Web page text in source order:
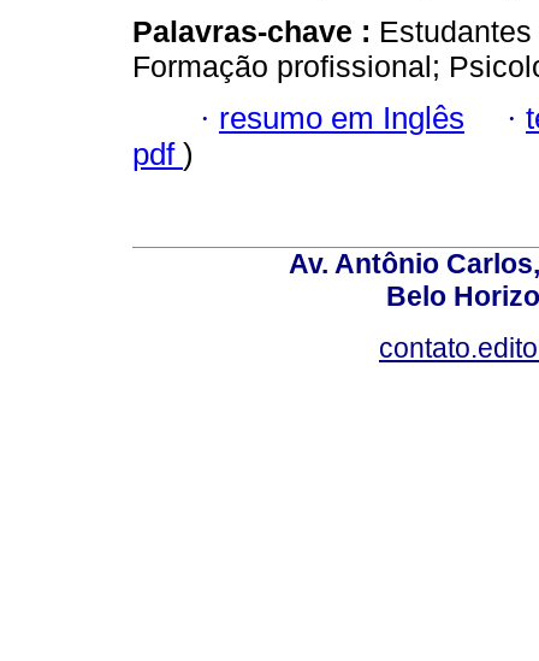
Palavras-chave :
Formação profissional;
· resumo em Inglês ·
pdf )
Av. Antônio
Belo